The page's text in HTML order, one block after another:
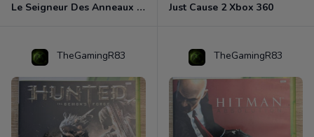
Le Seigneur Des Anneaux - L'âge Des Conquêtes Xbox 360 Just Cause 2 Xbox 360
TheGamingR83 TheGamingR83